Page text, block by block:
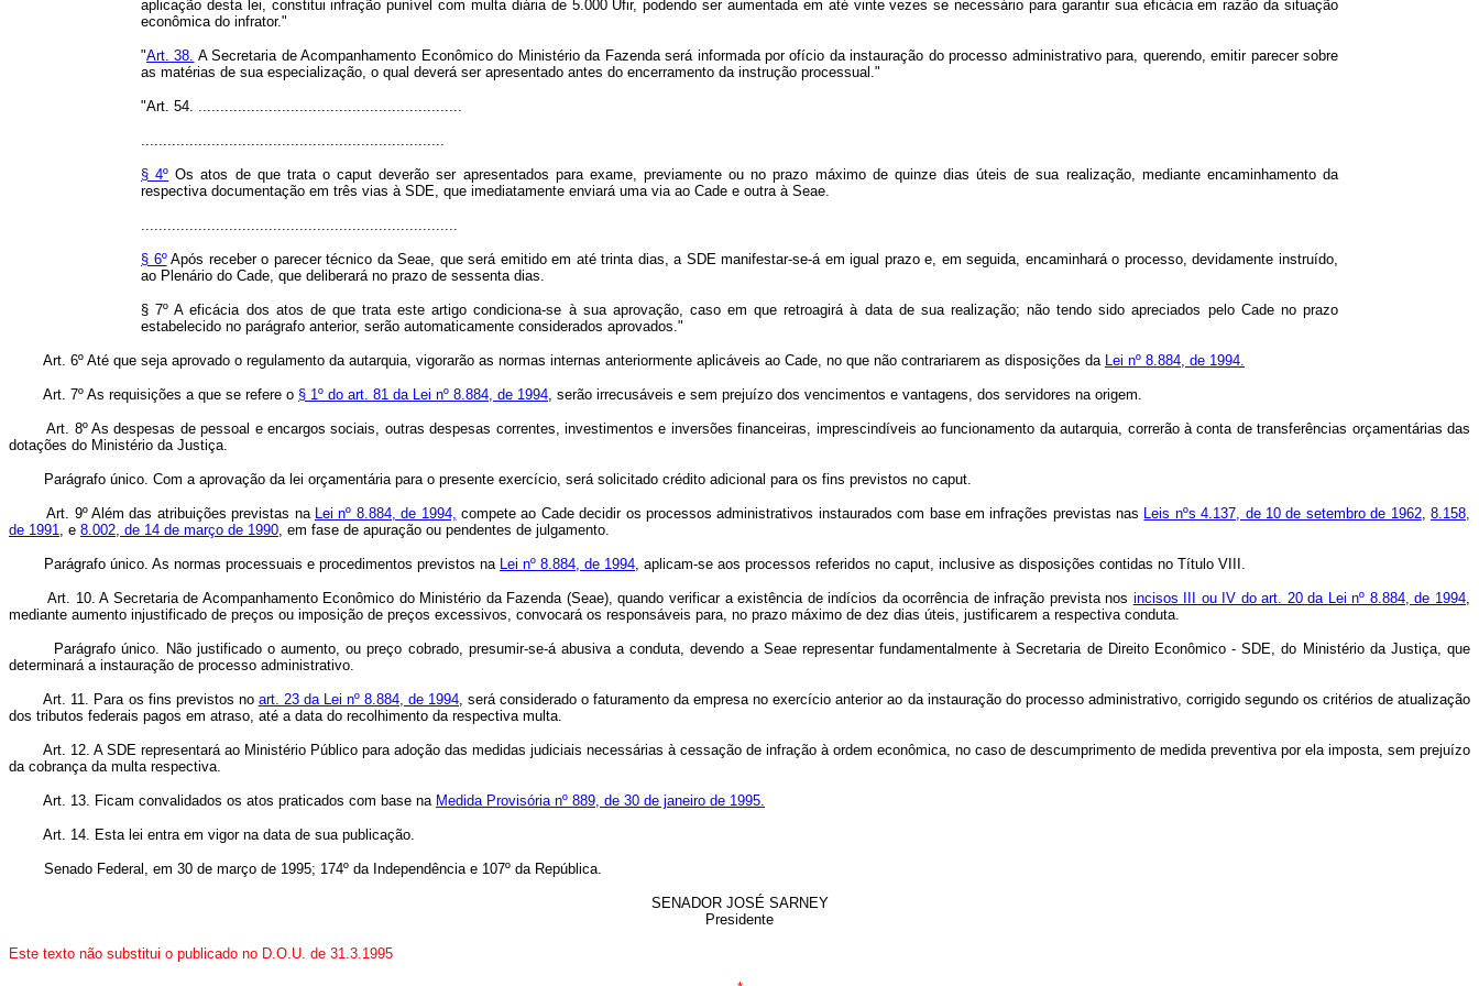
aplicação desta lei, constitui infração punível com multa diária de 5.000 Ufir, podendo ser aumentada em até vinte vezes se necessário para garantir sua eficácia em razão da situação
econômica do infrator."
"Art. 38. A Secretaria de Acompanhamento Econômico do Ministério da Fazenda será informada por ofício da instauração do processo administrativo para, querendo, emitir parecer sobre
as matérias de sua especialização, o qual deverá ser apresentado antes do encerramento da instrução processual."
"Art. 54. ............................................................
.....................................................................
§ 4º Os atos de que trata o caput deverão ser apresentados para exame, previamente ou no prazo máximo de quinze dias úteis de sua realização, mediante encaminhamento da
respectiva documentação em três vias à SDE, que imediatamente enviará uma via ao Cade e outra à Seae.
........................................................................
§ 6ºApós receber o parecer técnico da Seae, que será emitido em até trinta dias, a SDE manifestar-se-á em igual prazo e, em seguida, encaminhará o processo, devidamente instruído,
ao Plenário do Cade, que deliberará no prazo de sessenta dias.
§ 7º A eficácia dos atos de que trata este artigo condiciona-se à sua aprovação, caso em que retroagirá à data de sua realização; não tendo sido apreciados pelo Cade no prazo
estabelecido no parágrafo anterior, serão automaticamente considerados aprovados."
Art. 6º Até que seja aprovado o regulamento da autarquia, vigorarão as normas internas anteriormente aplicáveis ao Cade, no que não contrariarem as disposições da Lei nº 8.884, de 1994.
Art. 7º As requisições a que se refere o § 1º do art. 81 da Lei nº 8.884, de 1994, serão irrecusáveis e sem prejuízo dos vencimentos e vantagens, dos servidores na origem.
Art. 8º As despesas de pessoal e encargos sociais, outras despesas correntes, investimentos e inversões financeiras, imprescindíveis ao funcionamento da autarquia, correrão à conta de transferências orçamentárias das
dotações do Ministério da Justiça.
Parágrafo único. Com a aprovação da lei orçamentária para o presente exercício, será solicitado crédito adicional para os fins previstos no caput.
Art. 9º Além das atribuições previstas na Lei nº 8.884, de 1994, compete ao Cade decidir os processos administrativos instaurados com base em infrações previstas nas Leis nºs 4.137, de 10 de setembro de 1962,8.158,
de 1991, e 8.002, de 14 de março de 1990, em fase de apuração ou pendentes de julgamento.
Parágrafo único. As normas processuais e procedimentos previstos na Lei nº 8.884, de 1994, aplicam-se aos processos referidos no caput, inclusive as disposições contidas no Título VIII.
Art. 10. A Secretaria de Acompanhamento Econômico do Ministério da Fazenda (Seae), quando verificar a existência de indícios da ocorrência de infração prevista nos incisos III ou IV do art. 20 da Lei nº 8.884, de 1994,
mediante aumento injustificado de preços ou imposição de preços excessivos, convocará os responsáveis para, no prazo máximo de dez dias úteis, justificarem a respectiva conduta.
Parágrafo único. Não justificado o aumento, ou preço cobrado, presumir-se-á abusiva a conduta, devendo a Seae representar fundamentalmente à Secretaria de Direito Econômico - SDE, do Ministério da Justiça, que
determinará a instauração de processo administrativo.
Art. 11. Para os fins previstos no art. 23 da Lei nº 8.884, de 1994, será considerado o faturamento da empresa no exercício anterior ao da instauração do processo administrativo, corrigido segundo os critérios de atualização
dos tributos federais pagos em atraso, até a data do recolhimento da respectiva multa.
Art. 12. A SDE representará ao Ministério Público para adoção das medidas judiciais necessárias à cessação de infração à ordem econômica, no caso de descumprimento de medida preventiva por ela imposta, sem prejuízo
da cobrança da multa respectiva.
Art. 13. Ficam convalidados os atos praticados com base na Medida Provisória nº 889, de 30 de janeiro de 1995.
Art. 14. Esta lei entra em vigor na data de sua publicação.
Senado Federal, em 30 de março de 1995; 174º da Independência e 107º da República.
SENADOR JOSÉ SARNEY
Presidente
Este texto não substitui o publicado no D.O.U. de 31.3.1995